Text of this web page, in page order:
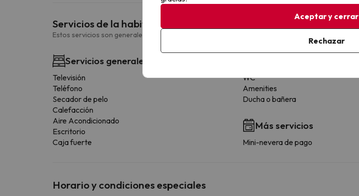
Servicios de la habitación
Estos servicios son generales y pueden variar según la tipología de habitación.
Servicios generales habitación
Televisión
Teléfono
Secador de pelo
Calefacción
Aire Acondicionado
Escritorio
Caja fuerte
WC
Amenities
Ducha o bañera
Más servicios
Mini-nevera de pago
Horario y condiciones especiales
Aceptar y cerrar
Rechazar